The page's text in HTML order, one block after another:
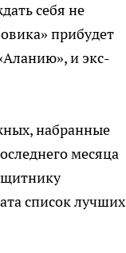
себя не
прибудет
и экс-
набранные
месяца
список лучших